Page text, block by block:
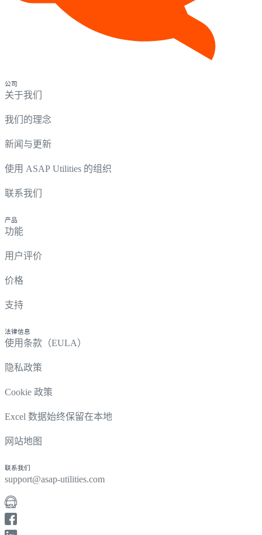
公司
关于我们
我们的理念
新闻与更新
使用 ASAP Utilities 的组织
联系我们
产品
功能
用户评价
价格
支持
法律信息
使用条款（EULA）
隐私政策
Cookie 政策
Excel 数据始终保留在本地
网站地图
联系我们
support@asap-utilities.com